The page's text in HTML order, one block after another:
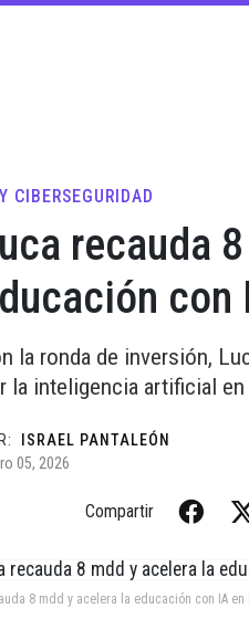
CIBERSEGURIDAD
recauda
con
la ronda de inversión,
la inteligencia artificial
ISRAEL PANTALEÓN
05, 2026
Compartir
8 mdd y acelera la educación con IA en